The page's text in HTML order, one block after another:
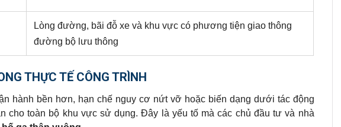
Lòng đường, bãi đỗ xe và khu vực có phương tiện giao thông
đường bộ lưu thông
THỰC TẾ CÔNG TRÌNH
hành bền hơn, hạn chế nguy cơ nứt vỡ hoặc biến dạng dưới tác động
cho toàn bộ khu vực sử dụng. Đây là yếu tố mà các chủ đầu tư và nhà